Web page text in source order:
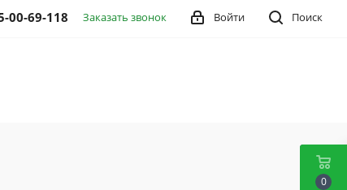
Поиск
Войти
00-69-118 Заказать звонок
0